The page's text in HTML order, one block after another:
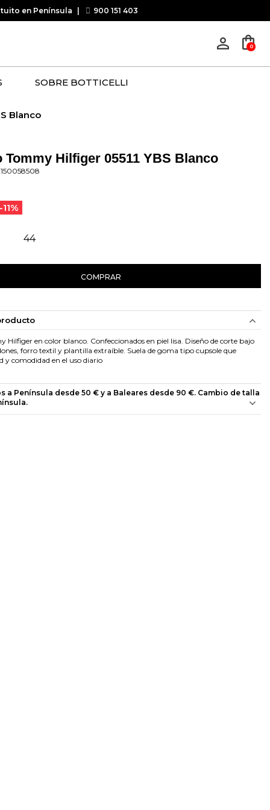
en Península 900 151 403
person_outline shopping_bag
0
SOBRE BOTTICELLI
Blanco
Tommy Hilfiger 05511 YBS Blanco
11%
44
COMPRAR
Hilfiger en color blanco. Confeccionados en piel lisa. Diseño de corte bajo
forro textil y plantilla extraíble. Suela de goma tipo cupsole que
y comodidad en el uso diario
a Península desde 50 € y a Baleares desde 90 €. Cambio de talla